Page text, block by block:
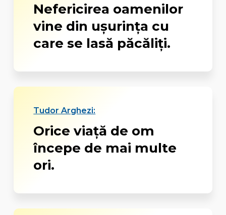
Nefericirea oamenilor
vine din ușurința cu
care se lasă păcăliți.
Tudor Arghezi:
Orice viață de om
începe de mai multe
ori.